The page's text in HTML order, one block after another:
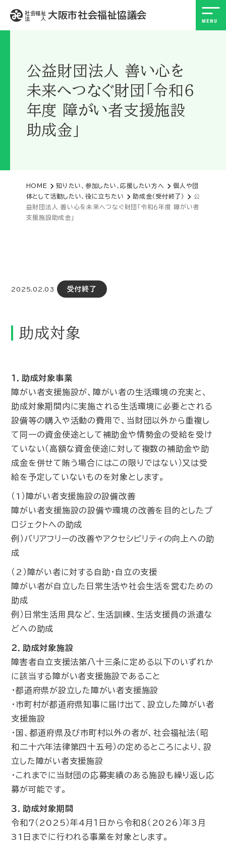
社会福祉
法 人
大阪市社会福祉協議会
公益財団法人 善い心を
未来へつなぐ財団「令和６
年度 障がい者支援施設
助成金」
HOME 知りたい、参加したい、応援したい方へ
個人や団
体として活動したい、役に立ちたい
助成金（受付終了）
公
益財団法人 善い心を未来へつなぐ財団「令和６年度 障がい者
支援施設助成金」
2025.02.03 受付終了
助成対象
１．
助成対象事業
障がい者支援施設が、障がい者の生活環境の充実と、
助成対象期間内に実施される生活環境に必要とされる
設備等の購入や活動の費用で、当財団以外から重複し
て同一の資金使途として補助金や情勢金の受給を受け
ていない（高額な資金使途に対して複数の補助金や助
成金を併せて賄う場合にはこの限りではない）又は受
給を予定していないものを対象とします。
（1）障がい者支援施設の設備改善
障がい者支援施設の設備や環境の改善を目的としたプ
ロジェクトへの助成
例）バリアフリーの改善やアクセシビリティの向上への助
成
（2）障がい者に対する自助・自立の支援
障がい者が自立した日常生活や社会生活を営むための
助成
例）日常生活用具など、生活訓練、生活支援員の派遣な
どへの助成
２．
助成対象施設
障害者自立支援法第八十三条に定める以下のいずれか
に該当する障がい者支援施設であること
・都道府県が設立した障がい者支援施設
・市町村が都道府県知事に届け出て、設立した障がい者
支援施設
・国、都道府県及び市町村以外の者が、社会福祉法（昭
和二十六年法律第四十五号）の定めるところにより、設
立した障がい者支援施設
・これまでに当財団の応募実績のある施設も繰り返し応
募が可能です。
３．助成対象期間
令和７（2025）年4月１日から令和８（2026）年3月
31日までに行われる事業を対象とします。